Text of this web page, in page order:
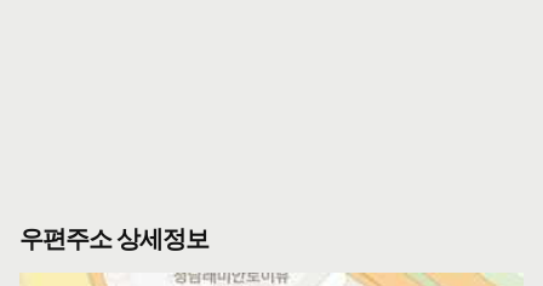
우편주소 상세정보